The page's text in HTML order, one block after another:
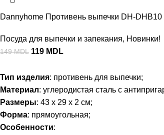
Dannyhome Противень выпечки DH-DHB10
Посуда для выпечки и запекания, Новинки!
149MDL 119 MDL
Тип изделия: противень для выпечки;
Материал: углеродистая сталь с
Размеры: 43 x 29 x 2 см;
Форма: прямоугольная;
Особенности: